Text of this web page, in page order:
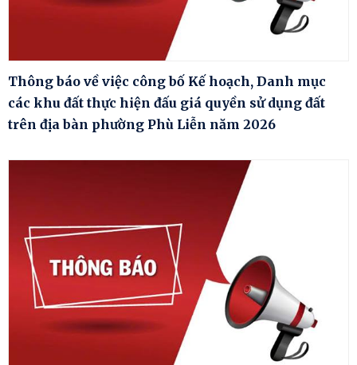
Thông báo về việc công bố Kế hoạch, Danh mục
các khu đất thực hiện đấu giá quyền sử dụng đất
trên địa bàn phường Phù Liễn năm 2026